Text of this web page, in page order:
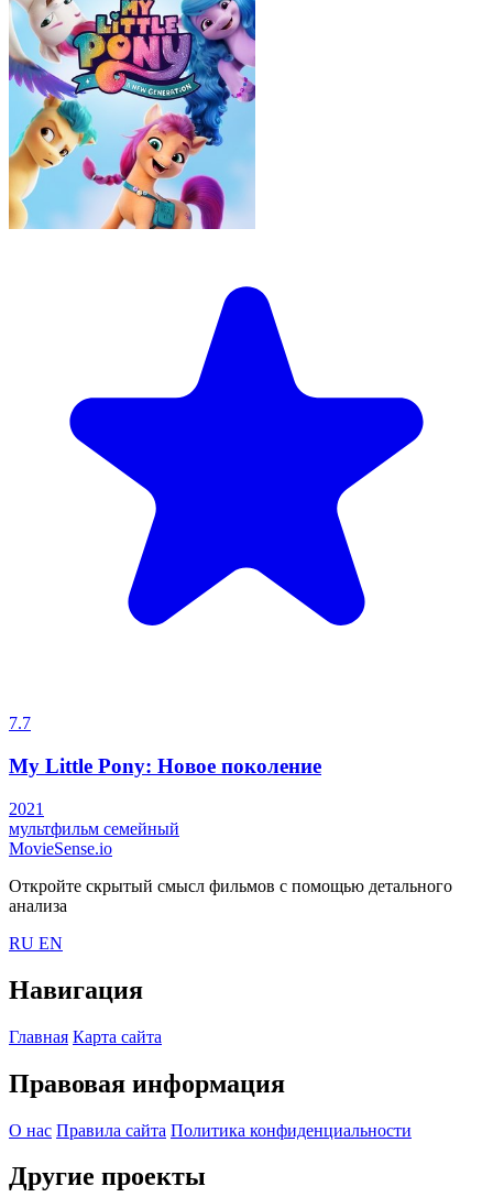
7.7
My Little Pony: Новое поколение
2021
мультфильм семейный
MovieSense.io
Откройте скрытый смысл фильмов с помощью детального
анализа
RU EN
Навигация
Главная Карта сайта
Правовая информация
О нас Правила сайта Политика конфиденциальности
Другие проекты